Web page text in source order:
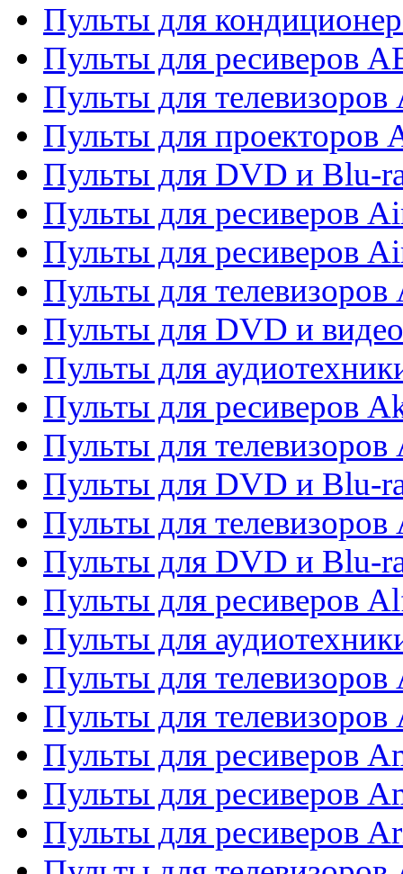
Пульты для
Пульты для ресиверов
Пульты для телевизоров
Пульты для проекторов
Пульты для DVD и Blu-
Пульты для ресиверов
Пульты для ресиверов
Пульты для телевизоров
Пульты для DVD и
Пульты для
Пульты для ресиверов
Пульты для телевизоров
Пульты для DVD и Blu-
Пульты для
Пульты для DVD и Blu-
Пульты для ресиверов
Пульты для
Пульты для
Пульты для
Пульты для ресиверов
Пульты для ресиверов
Пульты для ресиверов